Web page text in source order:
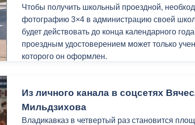
Чтобы получить школьный проездной,
фотографию 3×4 в администрацию своей
будет действовать до конца календарного
проездным удостоверением может только
которого он оформлен.
льгота сохранится и будет предоставляться в
нормативного порядка. Изменения были
начале 2026 года полномочия по организации
Из личного канала в соцсетях
Мильдзихова
Владикавказ в четвертый раз становится